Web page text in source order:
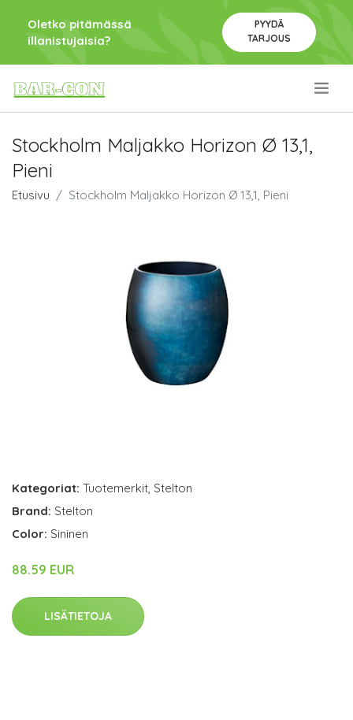
Oletko pitämässä
illanistujaisia?
PYYDÄ
TARJOUS
Stockholm Maljakko Horizon Ø 13,1,
Pieni
Etusivu Stockholm Maljakko Horizon Ø 13,1, Pieni
Kategoriat: Tuotemerkit, Stelton
Brand: Stelton
Color: Sininen
88.59 EUR
LISÄTIETOJA